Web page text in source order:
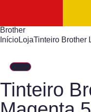
Brother
InícioLojaTinteiro Brother
Tinteiro